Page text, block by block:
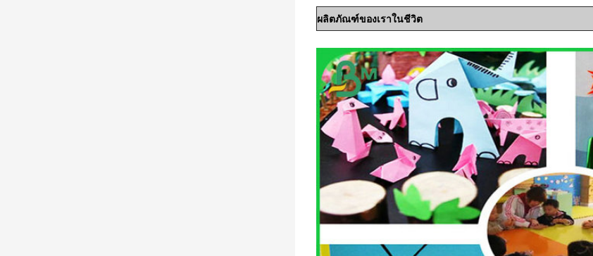
ผลิตภัณฑ์ของเราในชีวิต